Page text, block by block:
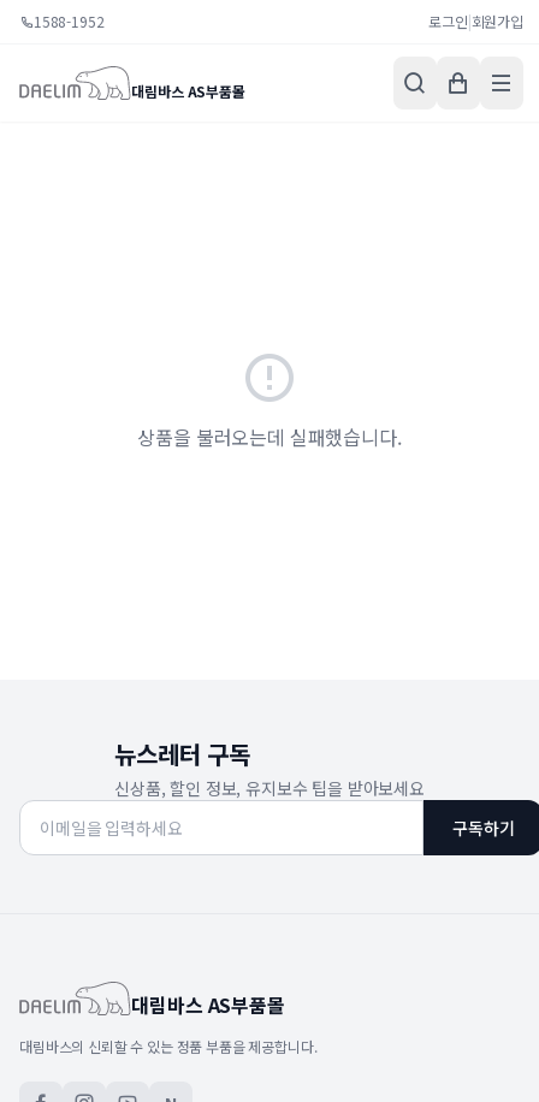
1588-1952 로그인|회원가입
대림바스 AS부품몰
상품을 불러오는데 실패했습니다.
뉴스레터 구독
신상품, 할인 정보, 유지보수 팁을 받아보세요
구독하기
대림바스 AS부품몰
대림바스의 신뢰할 수 있는 정품 부품을 제공합니다.